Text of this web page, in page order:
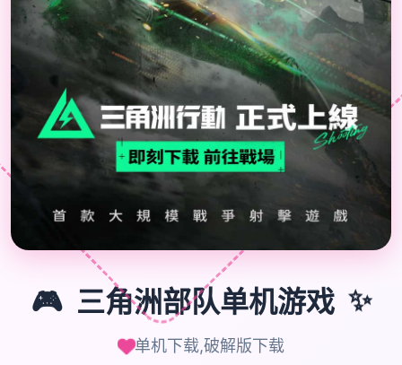
🎮
🎮 三角洲部队单机游戏 ✨
单机下载,破解版下载